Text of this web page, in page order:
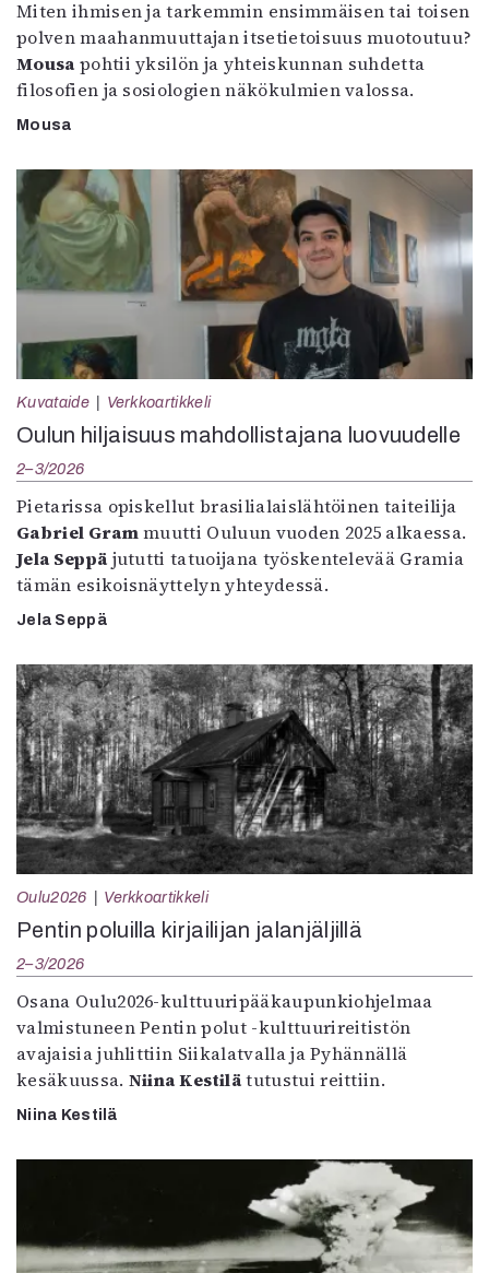
Miten ihmisen ja tarkemmin ensimmäisen tai toisen
polven maahanmuuttajan itsetietoisuus muotoutuu?
Mousa pohtii yksilön ja yhteiskunnan suhdetta
filosofien ja sosiologien näkökulmien valossa.
Mousa
Kuvataide Verkkoartikkeli
Oulun hiljaisuus mahdollistajana luovuudelle
2–3/2026
Pietarissa opiskellut brasilialaislähtöinen taiteilija
Gabriel Grammuutti Ouluun vuoden 2025 alkaessa.
Jela Seppä jututti tatuoijana työskentelevää Gramia
tämän esikoisnäyttelyn yhteydessä.
Jela Seppä
Oulu2026 Verkkoartikkeli
Pentin poluilla kirjailijan jalanjäljillä
2–3/2026
Osana Oulu2026-kulttuuripääkaupunkiohjelmaa
valmistuneen Pentin polut -kulttuurireitistön
avajaisia juhlittiin Siikalatvalla ja Pyhännällä
kesäkuussa. Niina Kestilätutustui reittiin.
Niina Kestilä